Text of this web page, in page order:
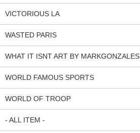
VICTORIOUS LA
WASTED PARIS
WHAT IT ISNT ART BY MARKGONZALES
WORLD FAMOUS SPORTS
WORLD OF TROOP
- ALL ITEM -